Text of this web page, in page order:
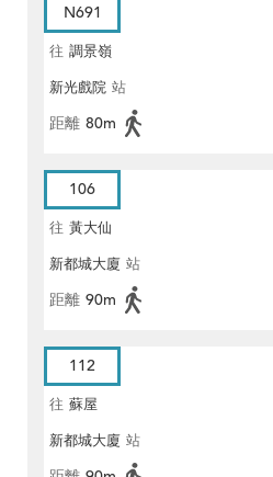
N691
往 調景嶺
新光戲院 站
距離 80m
106
往 黃大仙
新都城大廈 站
距離 90m
112
往 蘇屋
新都城大廈 站